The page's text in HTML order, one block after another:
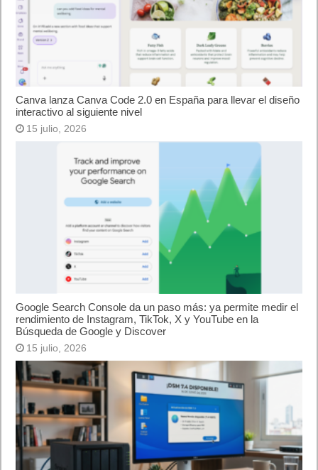
Canva lanza Canva Code 2.0 en España para llevar el diseño
interactivo al siguiente nivel
15 julio, 2026
Google Search Console da un paso más: ya permite medir el
rendimiento de Instagram, TikTok, X y YouTube en la
Búsqueda de Google y Discover
15 julio, 2026